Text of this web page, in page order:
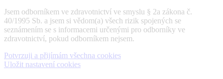
Jsem odborníkem ve zdravotnictví ve smyslu § 2a zákona č.
40/1995 Sb. a jsem si vědom(a) všech rizik spojených se
seznámením se s informacemi určenými pro odborníky ve
zdravotnictví, pokud odborníkem nejsem.
Potvrzuji a přijímám všechna cookies
Uložit nastavení cookies